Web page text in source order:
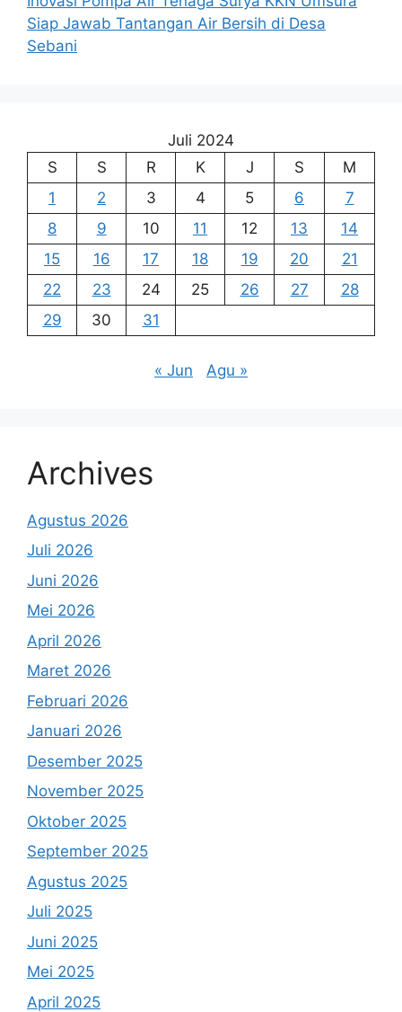
Siap Jawab Tantangan Air Bersih di Desa
Sebani
Juli 2024
S
S R K J S
M
1
2 3 4 5 6
7
8
9 10 11 12 13
14
15
16 17 18 19 20
21
22
23 24 25 26 27
28
29
30 31
« Jun Agu »
Archives
Agustus 2026
Juli 2026
Juni 2026
Mei 2026
April 2026
Maret 2026
Februari 2026
Januari 2026
Desember 2025
November 2025
Oktober 2025
September 2025
Agustus 2025
Juli 2025
Juni 2025
Mei 2025
April 2025